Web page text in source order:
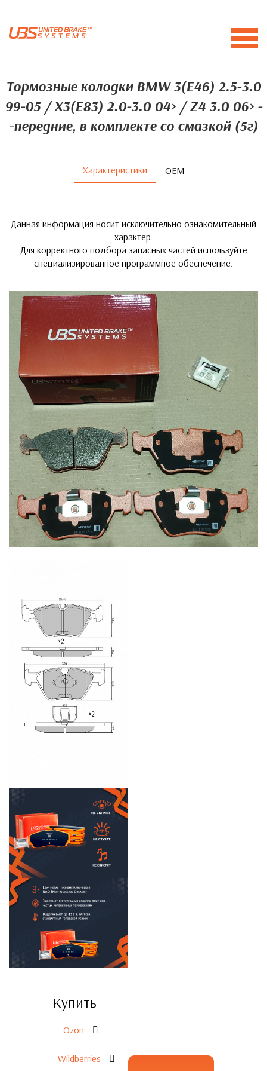
Тормозные колодки BMW 3(E46) 2.5-3.0
99-05 / X3(E83) 2.0-3.0 04> / Z4 3.0 06> -
-передние, в комплекте со смазкой (5г)
Характеристики ОЕМ
Данная информация носит исключительно ознакомительный
характер.
Для корректного подбора запасных частей используйте
специализированное программное обеспечение.
Купить
Ozon
Wildberries